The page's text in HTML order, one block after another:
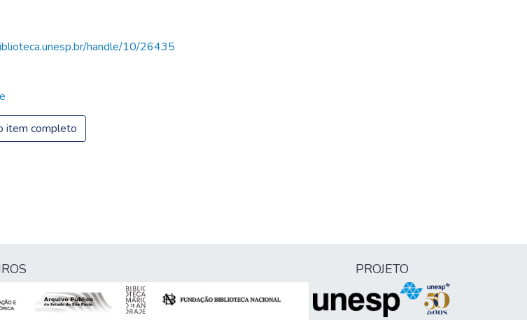
handle/10/26435
item completo
PROJETO